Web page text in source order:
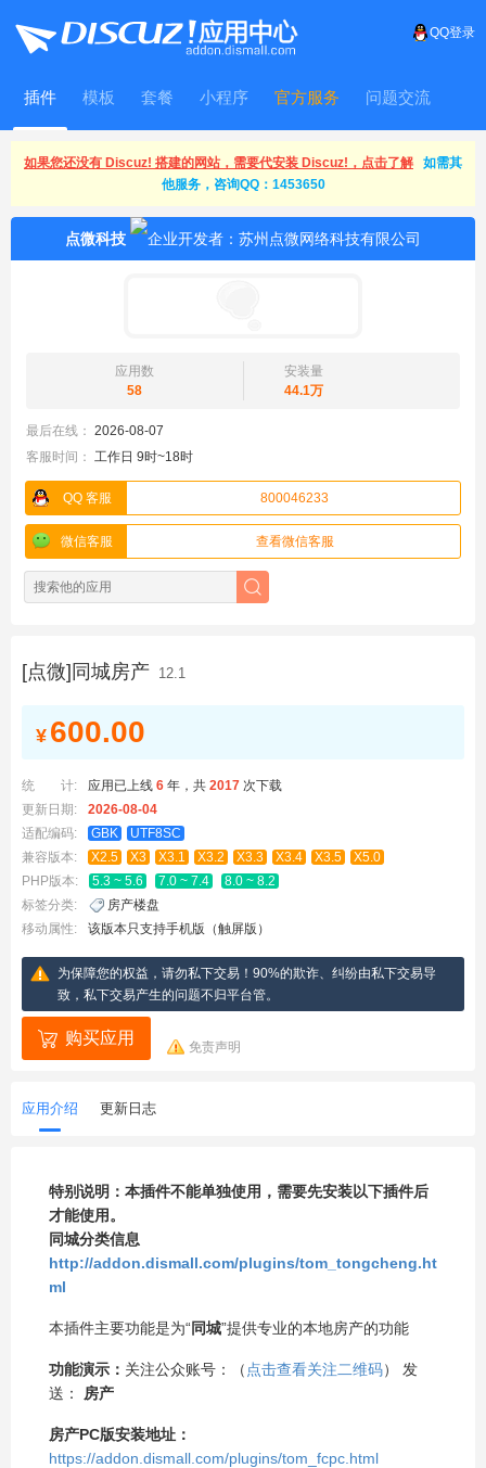
QQ登录
插件 模板 套餐 小程序 官方服务 问题交流
WitFrame
如果您还没有 Discuz! 搭建的网站，需要代安装 Discuz!，点击了解
如需其
他服务，咨询QQ：1453650
点微科技
应用数
58
安装量
44.1万
最后在线： 2026-08-07
客服时间： 工作日 9时~18时
QQ 客服 800046233
微信客服 查看微信客服
[点微]同城房产 12.1
¥ 600.00
统 计: 应用已上线 6 年， 共 2017 次下载
更新日期:
2026-08-04
适配编码:
GBK
UTF8SC
兼容版本:
X2.5 X3 X3.1 X3.2 X3.3 X3.4 X3.5
X5.0
PHP版本:
5.3 ~ 5.6 7.0 ~ 7.4
8.0 ~ 8.2
标签分类:
房产楼盘
移动属性:
该版本只支持手机版（触屏版）
为保障您的权益，请勿私下交易！90%的欺诈、纠纷由私下交易导
致，私下交易产生的问题不归平台管。
购买应用 免责声明
应用介绍 更新日志
特别说明：本插件不能单独使用，需要先安装以下插件后
才能使用。
同城分类信息
http://addon.dismall.com/plugins/tom_tongcheng.ht
ml
本插件主要功能是为“同城”提供专业的本地房产的功能
功能演示： 关注公众账号：（ 点击查看关注二维码） 发
送：
房产
房产PC版安装地址：
https://addon.dismall.com/plugins/tom_fcpc.html